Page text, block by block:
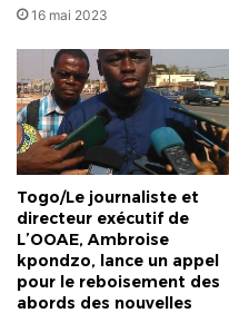
16 mai 2023
Togo/Le journaliste et
directeur exécutif de
L’OOAE, Ambroise
kpondzo, lance un appel
pour le reboisement des
abords des nouvelles